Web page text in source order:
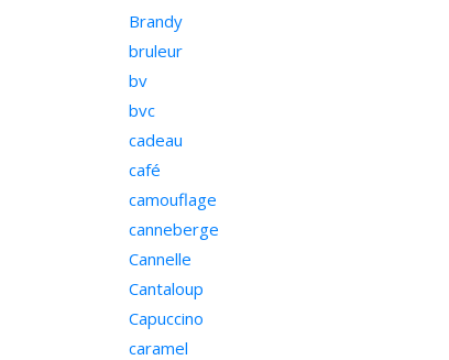
Brandy
bruleur
bv
bvc
cadeau
café
camouflage
canneberge
Cannelle
Cantaloup
Capuccino
caramel